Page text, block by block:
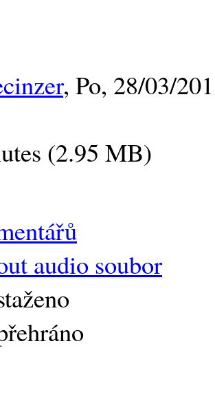
, Po, 28/03/
(2.95 MB)
audio soubor